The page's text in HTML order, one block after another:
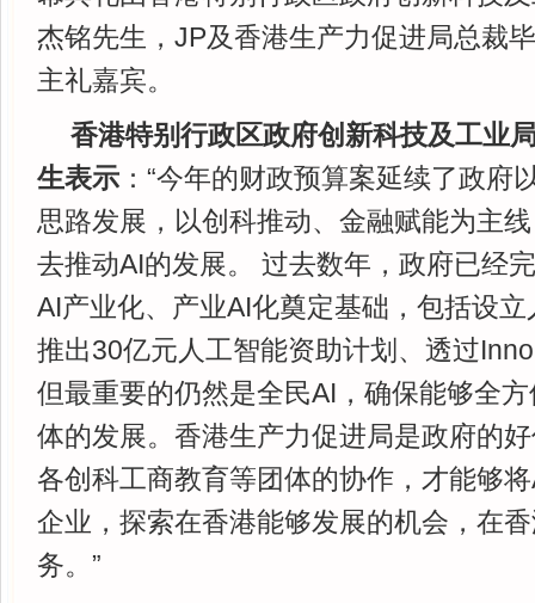
杰铭先生，JP及香港生产力促进局总裁
主礼嘉宾。
香港特别行政区政府创新科技及工业
生表示 ：“今年的财政预算案延续了政府
思路发展，以创科推动、金融赋能为主
去推动AI的发展。 过去数年，政府已经
AI产业化、产业AI化奠定基础，包括设
推出30亿元人工智能资助计划、透过
但最重要的仍然是全民AI，确保能够全
体的发展。香港生产力促进局是政府的
各创科工商教育等团体的协作，才能够
企业，探索在香港能够发展的机会，在
务。”